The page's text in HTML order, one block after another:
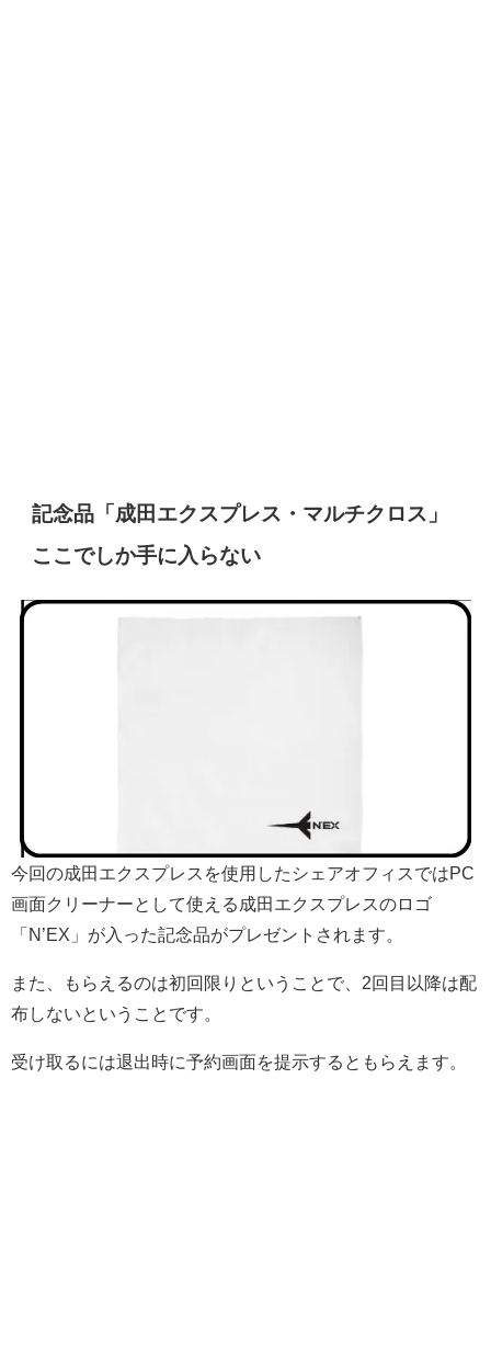
記念品「成田エクスプレス・マルチクロス」
ここでしか手に入らない
今回の成田エクスプレスを使用したシェアオフィスではPC
画面クリーナーとして使える成田エクスプレスのロゴ
「N’EX」が入った記念品がプレゼントされます。
また、もらえるのは初回限りということで、2回目以降は配
布しないということです。
受け取るには退出時に予約画面を提示するともらえます。